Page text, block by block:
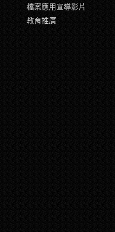
檔案應用宣導影片
教育推廣